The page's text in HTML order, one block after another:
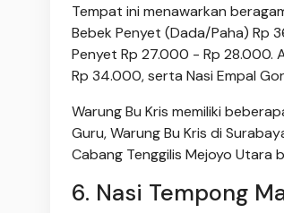
Tempat ini menawarkan
Bebek Penyet (Dada/Paha) Rp
Penyet Rp 27.000 - Rp 28.000.
Rp 34.000, serta Nasi Empal
Warung Bu Kris memiliki
Guru, Warung Bu Kris di
Cabang Tenggilis Mejoyo Utara
6. Nasi Tempong